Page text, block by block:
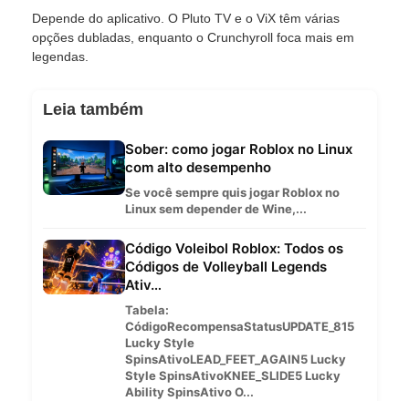
Depende do aplicativo. O Pluto TV e o ViX têm várias
opções dubladas, enquanto o Crunchyroll foca mais em
legendas.
Leia também
Sober: como jogar Roblox no Linux
com alto desempenho
Se você sempre quis jogar Roblox no
Linux sem depender de Wine,...
Código Voleibol Roblox: Todos os
Códigos de Volleyball Legends
Ativ…
Tabela:
CódigoRecompensaStatusUPDATE_815
Lucky Style
SpinsAtivoLEAD_FEET_AGAIN5 Lucky
Style SpinsAtivoKNEE_SLIDE5 Lucky
Ability SpinsAtivo O...